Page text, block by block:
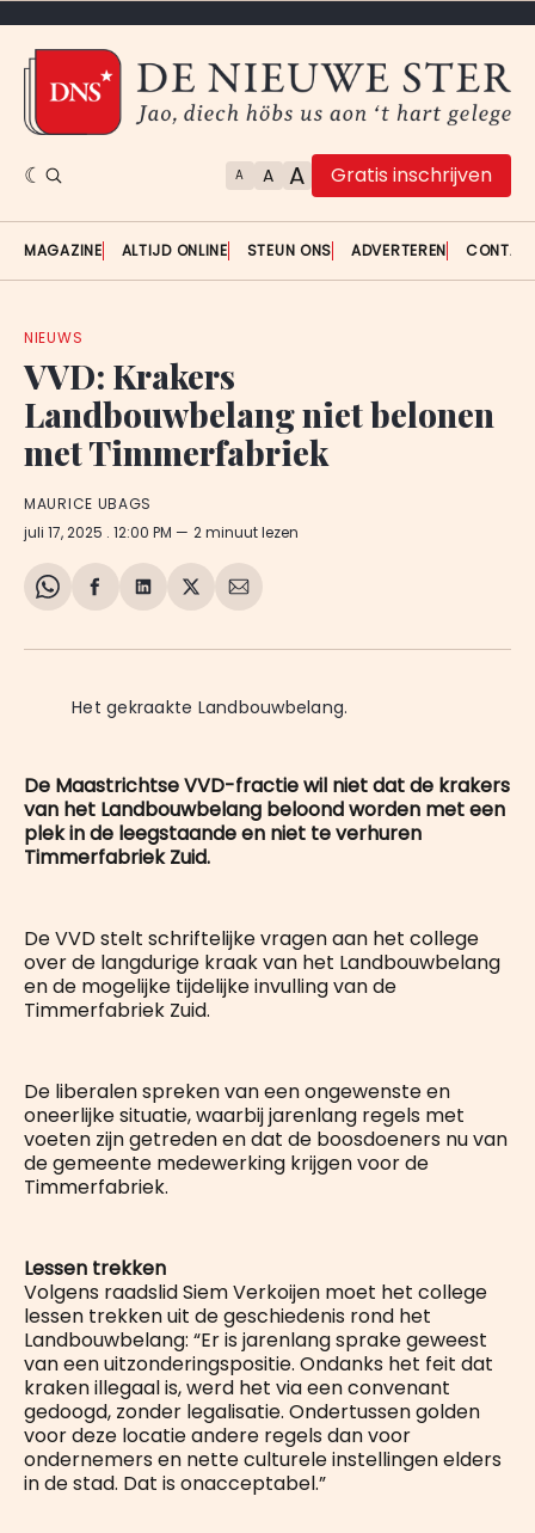
A A A Gratis inschrijven
MAGAZINE ALTIJD ONLINE STEUN ONS ADVERTEREN
NIEUWS
VVD: Krakers
Landbouwbelang niet belonen
met Timmerfabriek
MAURICE UBAGS
juli 17, 2025 . 12:00 PM 2 minuut lezen
Share
WhatsApp
Delen
Facebook
Delen
LinkedIn
Share
X
Deel
E-
Het gekraakte Landbouwbelang.
De Maastrichtse VVD-fractie wil niet dat de krakers
van het Landbouwbelang beloond worden met een
plek in de leegstaande en niet te verhuren
Timmerfabriek Zuid.
De VVD stelt schriftelijke vragen aan het college
over de langdurige kraak van het Landbouwbelang
en de mogelijke tijdelijke invulling van de
Timmerfabriek Zuid.
De liberalen spreken van een ongewenste en
oneerlijke situatie, waarbij jarenlang regels met
voeten zijn getreden en dat de boosdoeners nu van
de gemeente medewerking krijgen voor de
Timmerfabriek.
Lessen trekken
Volgens raadslid Siem Verkoijen moet het college
lessen trekken uit de geschiedenis rond het
Landbouwbelang: “Er is jarenlang sprake geweest
van een uitzonderingspositie. Ondanks het feit dat
kraken illegaal is, werd het via een convenant
gedoogd, zonder legalisatie. Ondertussen golden
voor deze locatie andere regels dan voor
ondernemers en nette culturele instellingen elders
in de stad. Dat is onacceptabel.”